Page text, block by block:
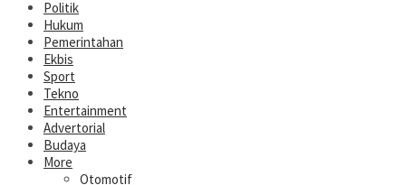
Politik
Hukum
Pemerintahan
Ekbis
Sport
Tekno
Entertainment
Advertorial
Budaya
More
Otomotif